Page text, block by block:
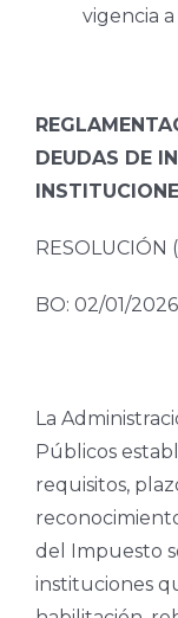
vigencia
DEUDAS DE
RESOLUCIÓN
BO: 02/01/2026
La
Públicos
requisitos,
del Impuesto
instituciones